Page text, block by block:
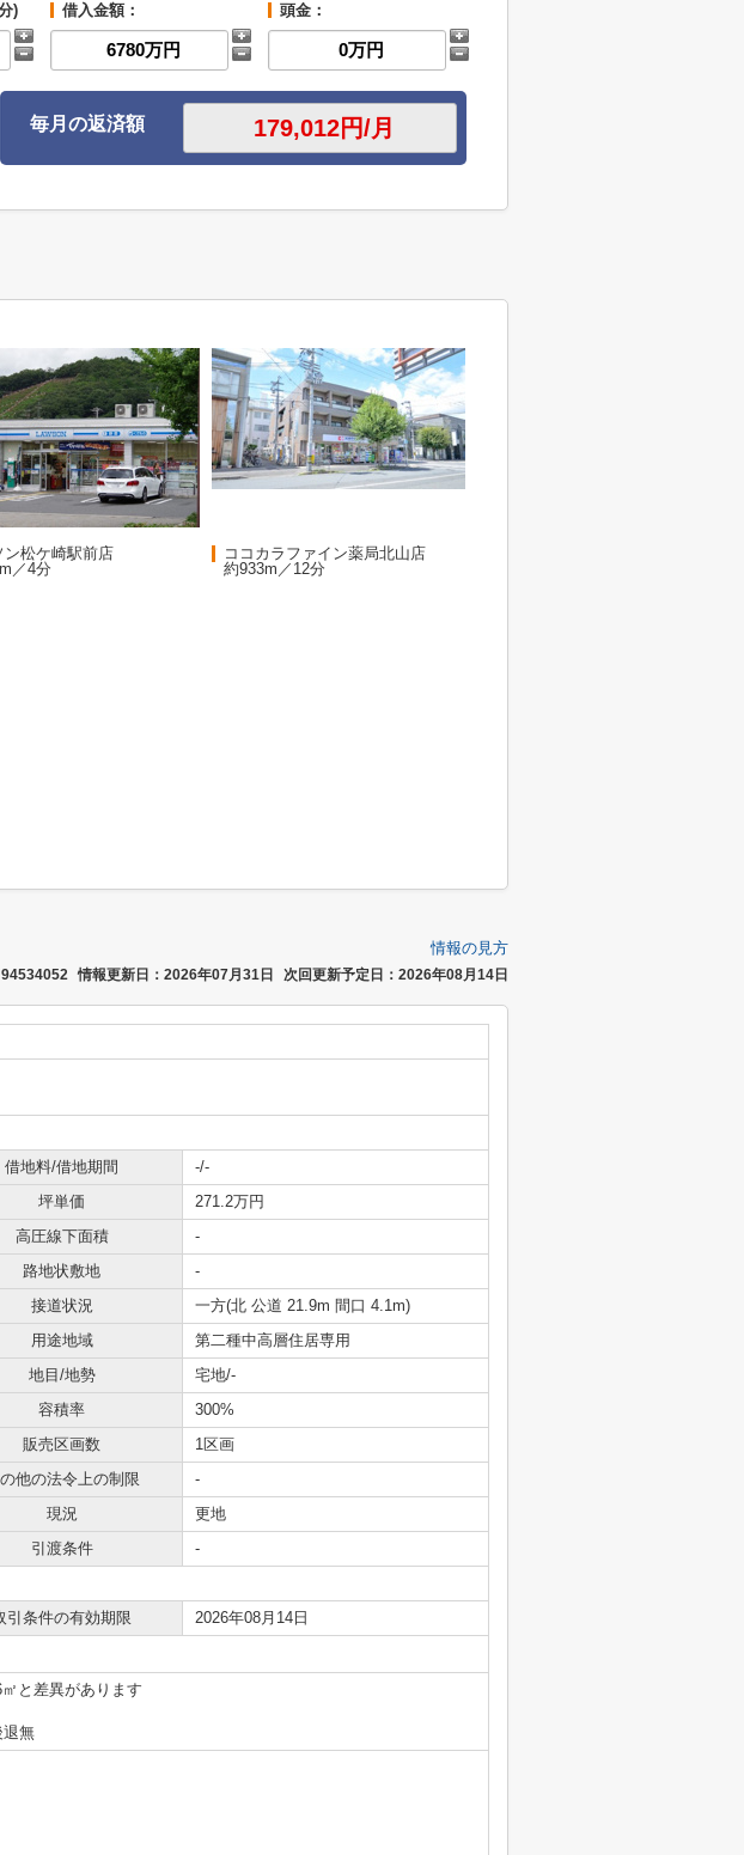
) 借入金額： 頭金：
毎月の返済額
ン松ケ崎駅前店
／4分
ココカラファイン薬局北山店
約933m／12分
情報の見方
情報更新日：2026年07月31日 次回更新予定日：2026年08月14日
借地料/借地期間
-/-
坪単価
271.2万円
高圧線下面積
-
路地状敷地
-
接道状況
一方(北 公道 21.9m 間口 4.1m)
用途地域
第二種中高層住居専用
地目/地勢
宅地/-
容積率
300%
販売区画数
1区画
他の法令上の制限
-
現況
更地
引渡条件
-
引条件の有効期限
2026年08月14日
と差異があります
退無